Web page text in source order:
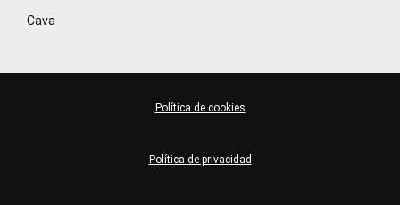
Cava
Política de privacidad
Política de cookies